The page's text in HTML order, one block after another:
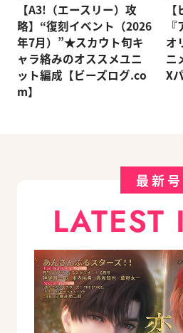
【A3!（エースリー）攻
略】“復刻イベント（2026
年7月）”★スカウト旬キ
ャラ絡みのオススメユニ
ット編成【ビーズログ.co
m】
オ
ニ
X
最新号
LATEST